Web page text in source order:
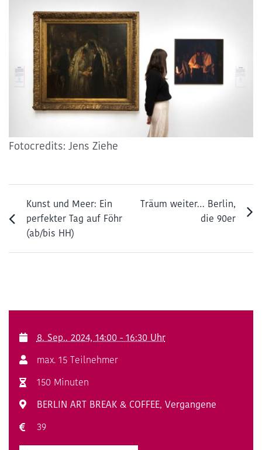
Fotocredits: Jens Ziehe
Kunst und Meer: Ein
perfekter Tag auf Föhr
(ab/bis HH)
Träum weiter… Berlin,
die 90er
8. Sep.. 2024, 14:00 - 16:30 Uhr
max. 15 Teilnehmer
150 Minuten
BERLIN ART BREAK & COFFEE, Vergangene
39